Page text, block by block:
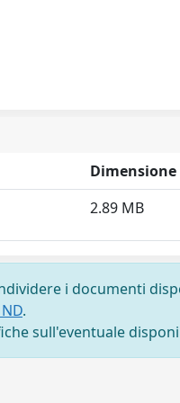
Dimensione
2.89 MB
i documenti
.
sull'eventuale